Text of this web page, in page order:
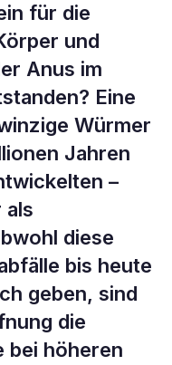
für die
und
Anus im
Eine
Würmer
Jahren
–
als
diese
bis heute
geben, sind
die
bei höheren